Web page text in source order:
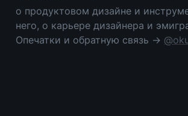
о продуктовом дизайне и
него, о карьере дизайнера и
Опечатки и обратную связь →